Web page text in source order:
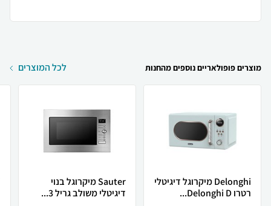
מוצרים פופולאריים נוספים מהחנות לכל המוצרים
Delonghi מיקרוגל דיגיטלי
רטרו Delonghi D...
Sauter מיקרוגל בנוי
דיגיטלי משולב גריל 3...